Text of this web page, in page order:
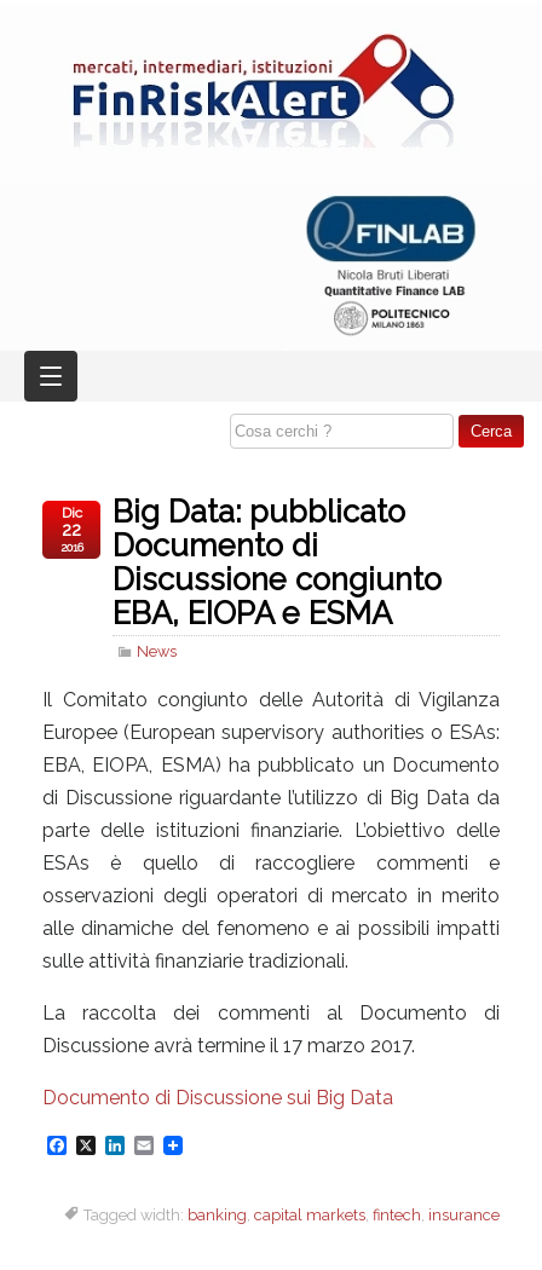
Big Data: pubblicato
Documento di
Discussione congiunto
EBA, EIOPA e ESMA
News
Dic
22
2016
Il Comitato congiunto delle Autorità di Vigilanza
Europee (European supervisory authorities o ESAs:
EBA, EIOPA, ESMA) ha pubblicato un Documento
di Discussione riguardante l’utilizzo di Big Data da
parte delle istituzioni finanziarie. L’obiettivo delle
ESAs è quello di raccogliere commenti e
osservazioni degli operatori di mercato in merito
alle dinamiche del fenomeno e ai possibili impatti
sulle attività finanziarie tradizionali.
La raccolta dei commenti al Documento di
Discussione avrà termine il 17 marzo 2017.
Documento di Discussione sui Big Data
F
c
X
L
n
E
a
Tagged width: banking capital markets fintech insurance